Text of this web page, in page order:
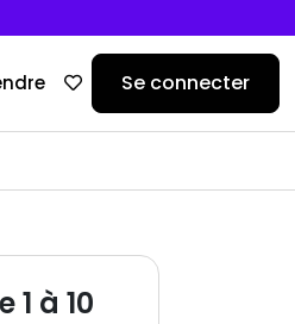
Se connecter
1 à 10